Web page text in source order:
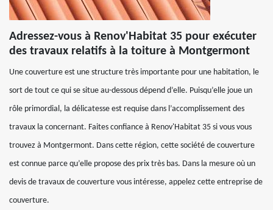
Adressez-vous à Renov'Habitat 35 pour exécuter
des travaux relatifs à la toiture à Montgermont
Une couverture est une structure très importante pour une habitation, le
sort de tout ce qui se situe au-dessous dépend d’elle. Puisqu’elle joue un
rôle primordial, la délicatesse est requise dans l’accomplissement des
travaux la concernant. Faites confiance à Renov'Habitat 35 si vous vous
trouvez à Montgermont. Dans cette région, cette société de couverture
est connue parce qu’elle propose des prix très bas. Dans la mesure où un
devis de travaux de couverture vous intéresse, appelez cette entreprise de
couverture.